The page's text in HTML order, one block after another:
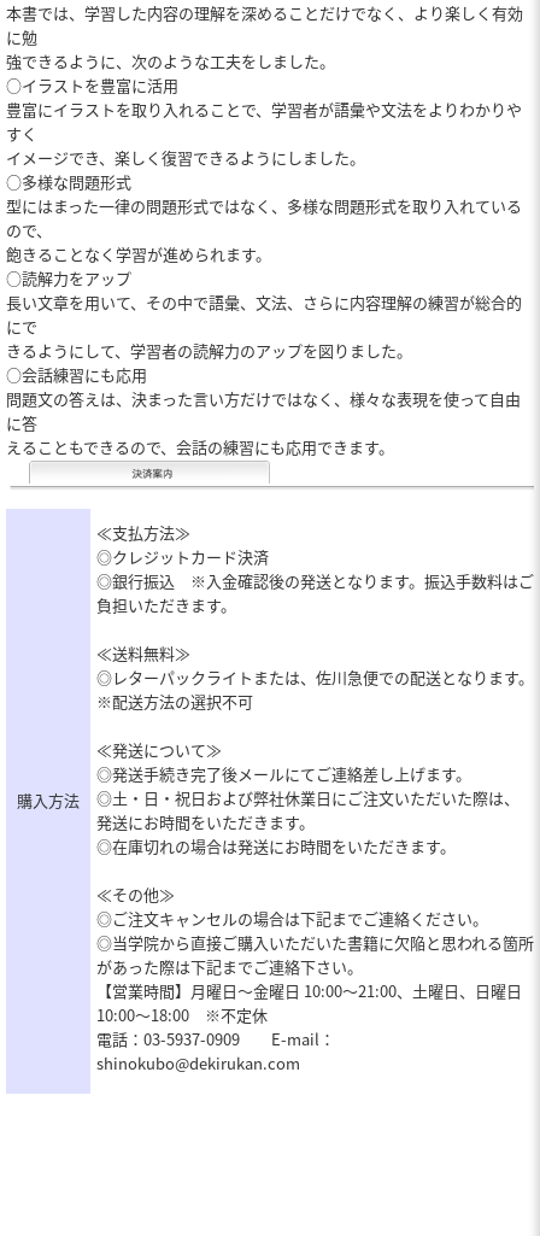
本書では、学習した内容の理解を深めることだけでなく、より楽しく有効
に勉
強できるように、次のような工夫をしました。
○イラストを豊富に活用
豊富にイラストを取り入れることで、学習者が語彙や文法をよりわかりや
すく
イメージでき、楽しく復習できるようにしました。
○多様な問題形式
型にはまった一律の問題形式ではなく、多様な問題形式を取り入れている
ので、
飽きることなく学習が進められます。
○読解力をアップ
長い文章を用いて、その中で語彙、文法、さらに内容理解の練習が総合的
にで
きるようにして、学習者の読解力のアップを図りました。
○会話練習にも応用
問題文の答えは、決まった言い方だけではなく、様々な表現を使って自由
に答
えることもできるので、会話の練習にも応用できます。
購入方法
≪支払方法≫
◎クレジットカード決済
◎銀行振込 ※入金確認後の発送となります。振込手数料はご
負担いただきます。
≪送料無料≫
◎レターパックライトまたは、佐川急便での配送となります。
※配送方法の選択不可
≪発送について≫
◎発送手続き完了後メールにてご連絡差し上げます。
◎土・日・祝日および弊社休業日にご注文いただいた際は、
発送にお時間をいただきます。
◎在庫切れの場合は発送にお時間をいただきます。
≪その他≫
◎ご注文キャンセルの場合は下記までご連絡ください。
◎当学院から直接ご購入いただいた書籍に欠陥と思われる箇所
があった際は下記までご連絡下さい。
【営業時間】月曜日～金曜日 10:00～21:00、土曜日、日曜日
10:00～18:00 ※不定休
電話：03-5937-0909 E-mail：
shinokubo@dekirukan.com